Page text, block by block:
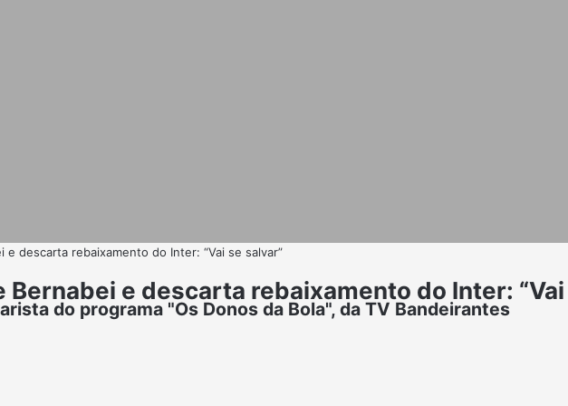
e descarta rebaixamento do Inter: “Vai se salvar”
Bernabei e descarta rebaixamento do Inter:
do programa "Os Donos da Bola", da TV Bandeirantes